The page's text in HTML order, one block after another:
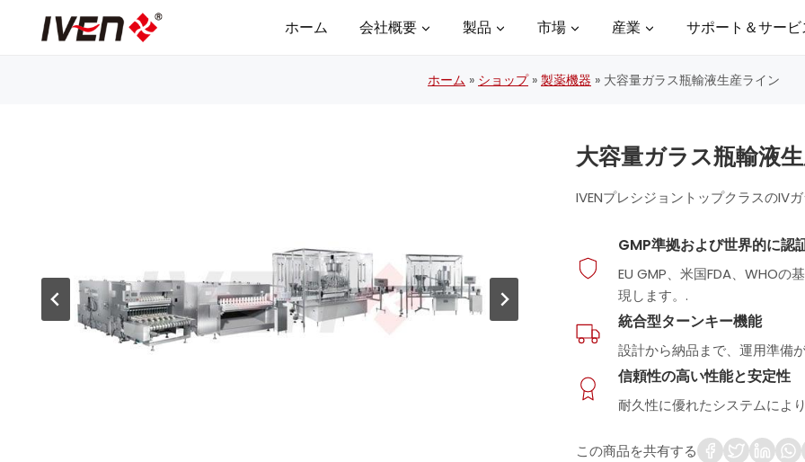
ホーム 会社概要 製品 市場 産業 サポート＆サービ
ホーム » ショップ» 製薬機器 » 大容量ガラス瓶輸液生産ライン
大容量ガラス瓶輸液
IVENプレシジョントップクラスのIV
GMP準拠および世界的に認
EU GMP、米国FDA、WHOの
現します。.
統合型ターンキー機能
設計から納品まで、運用準備
信頼性の高い性能と安定性
耐久性に優れたシステムによ
この商品を共有する